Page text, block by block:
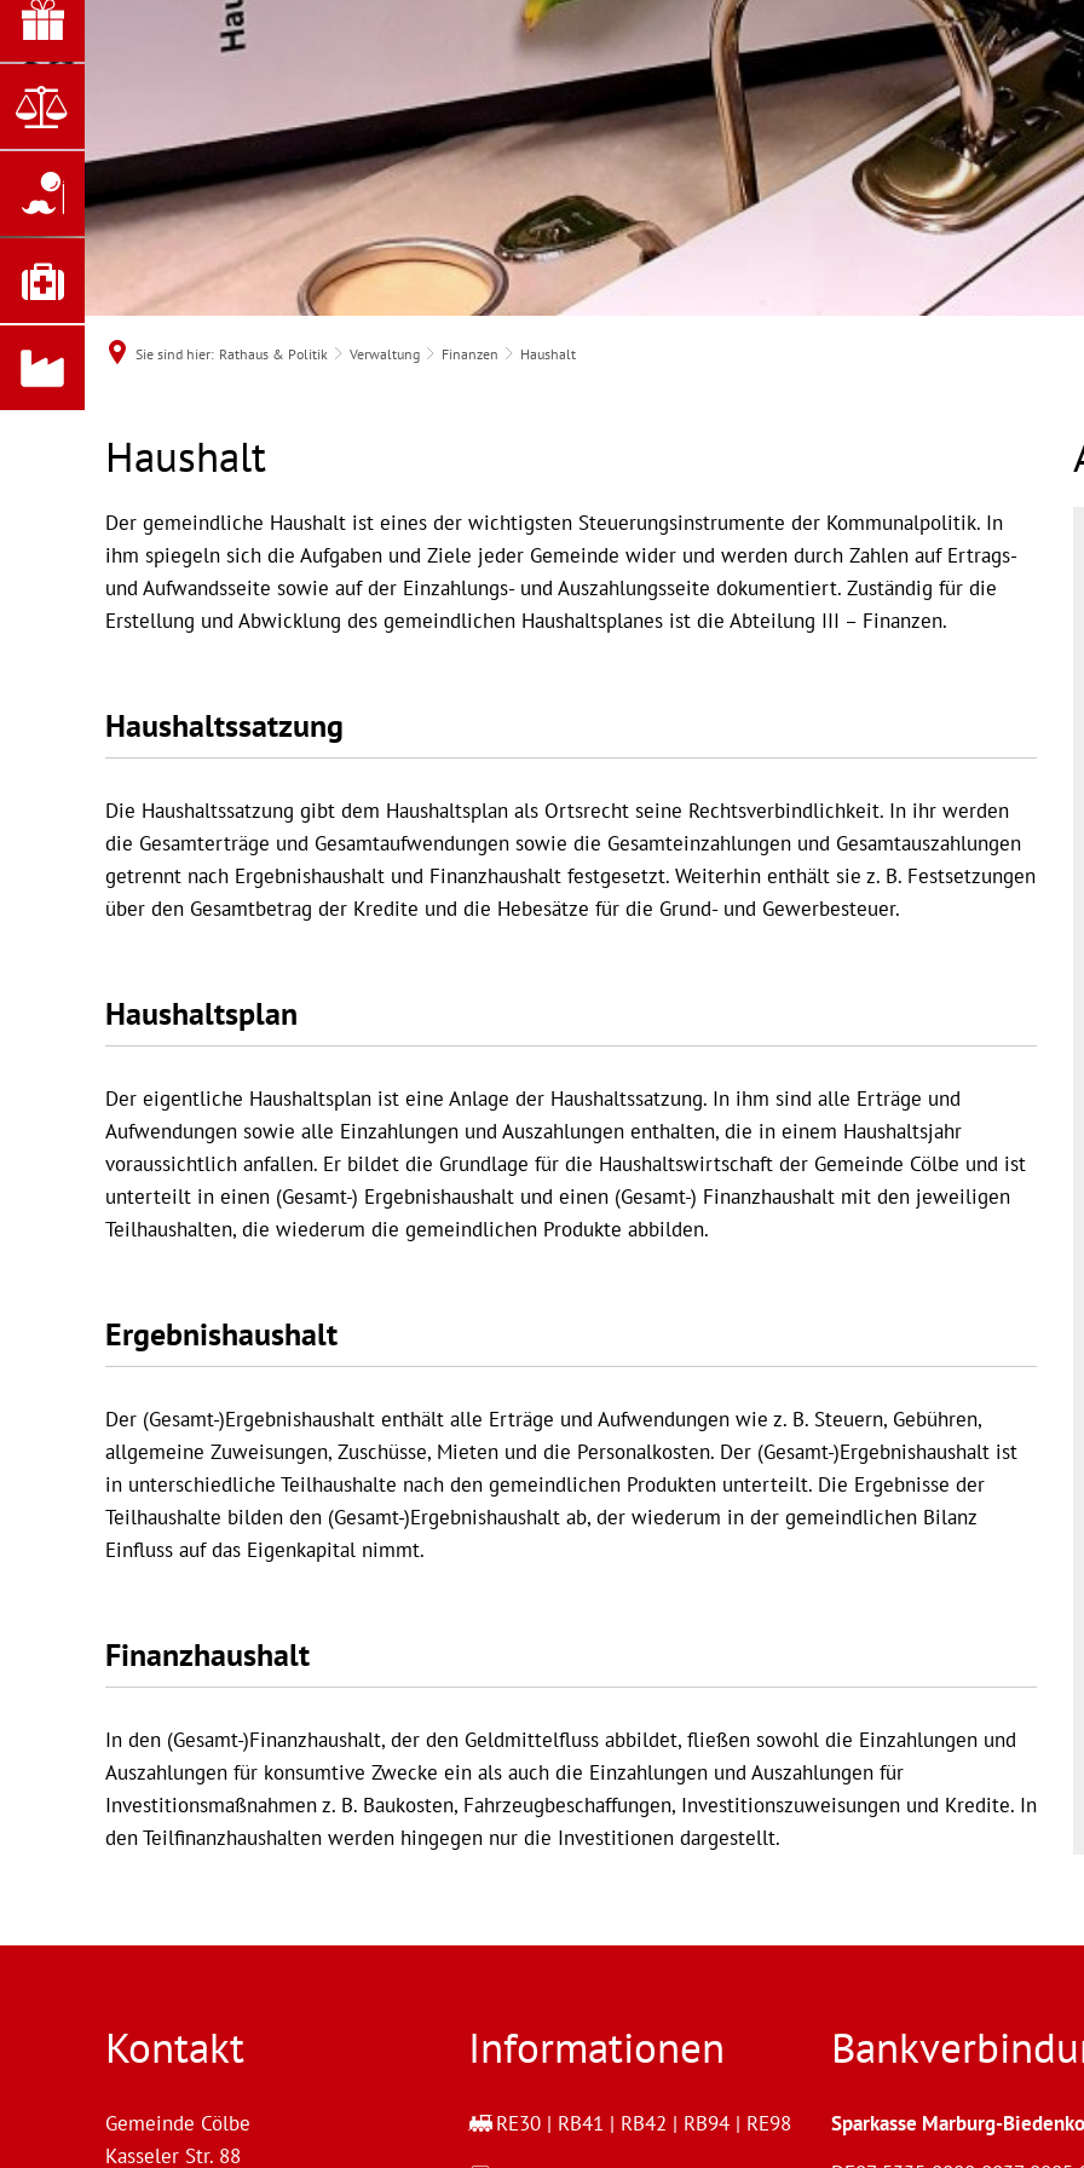
Sie sind hier: Rathaus & Politik Verwaltung Finanzen Haushalt
HaushaltHaushalt
Der gemeindliche Haushalt ist eines der wichtigsten Steuerungsinstrumente der Kommunalpolitik. In
ihm spiegeln sich die Aufgaben und Ziele jeder Gemeinde wider und werden durch Zahlen auf Ertrags-
und Aufwandsseite sowie auf der Einzahlungs- und Auszahlungsseite dokumentiert. Zuständig für die
Erstellung und Abwicklung des gemeindlichen Haushaltsplanes ist die Abteilung III – Finanzen.
Haushaltssatzung
Die Haushaltssatzung gibt dem Haushaltsplan als Ortsrecht seine Rechtsverbindlichkeit. In ihr werden
die Gesamterträge und Gesamtaufwendungen sowie die Gesamteinzahlungen und Gesamtauszahlungen
getrennt nach Ergebnishaushalt und Finanzhaushalt festgesetzt. Weiterhin enthält sie z. B. Festsetzungen
über den Gesamtbetrag der Kredite und die Hebesätze für die Grund- und Gewerbesteuer.
Haushaltsplan
Der eigentliche Haushaltsplan ist eine Anlage der Haushaltssatzung. In ihm sind alle Erträge und
Aufwendungen sowie alle Einzahlungen und Auszahlungen enthalten, die in einem Haushaltsjahr
voraussichtlich anfallen. Er bildet die Grundlage für die Haushaltswirtschaft der Gemeinde Cölbe und ist
unterteilt in einen (Gesamt-) Ergebnishaushalt und einen (Gesamt-) Finanzhaushalt mit den jeweiligen
Teilhaushalten, die wiederum die gemeindlichen Produkte abbilden.
Ergebnishaushalt
Der (Gesamt-)Ergebnishaushalt enthält alle Erträge und Aufwendungen wie z. B. Steuern, Gebühren,
allgemeine Zuweisungen, Zuschüsse, Mieten und die Personalkosten. Der (Gesamt-)Ergebnishaushalt ist
in unterschiedliche Teilhaushalte nach den gemeindlichen Produkten unterteilt. Die Ergebnisse der
Teilhaushalte bilden den (Gesamt-)Ergebnishaushalt ab, der wiederum in der gemeindlichen Bilanz
Einfluss auf das Eigenkapital nimmt.
Finanzhaushalt
In den (Gesamt-)Finanzhaushalt, der den Geldmittelfluss abbildet, fließen sowohl die Einzahlungen und
Auszahlungen für konsumtive Zwecke ein als auch die Einzahlungen und Auszahlungen für
Investitionsmaßnahmen z. B. Baukosten, Fahrzeugbeschaffungen, Investitionszuweisungen und Kredite. In
den Teilfinanzhaushalten werden hingegen nur die Investitionen dargestellt.
Kontakt
Gemeinde Cölbe
Kasseler Str. 88
Informationen
RE30 | RB41 | RB42 | RB94 | RE98
Sparkasse Marburg-